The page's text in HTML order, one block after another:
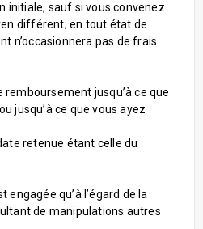
initiale, sauf si vous convenez
différent; en tout état de
n’occasionnera pas de frais
jusqu’à ce que
jusqu’à ce que vous ayez
retenue étant celle du
engagée qu’à l’égard de la
de manipulations autres